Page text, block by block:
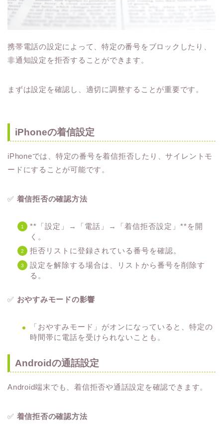
携帯電話の設定によって、特定の番号をブロックしたり、
非通知設定を拒否することができます。
まずは設定を確認し、適切に調整することが重要です。
iPhoneの着信設定
iPhoneでは、特定の番号を着信拒否したり、サイレントモ
ードにすることが可能です。
✅ 着信拒否の確認方法
**「設定」→「電話」→「着信拒否設定」**を開
く。
拒否リストに登録されている番号を確認。
設定を解除する場合は、リストから番号を削除す
る。
✅ おやすみモードの影響
「おやすみモード」がオンになっていると、特定の
時間帯に電話を受けられないことも。
Androidの通話設定
Android端末でも、着信拒否や通話設定を確認できます。
✅ 着信拒否の確認方法